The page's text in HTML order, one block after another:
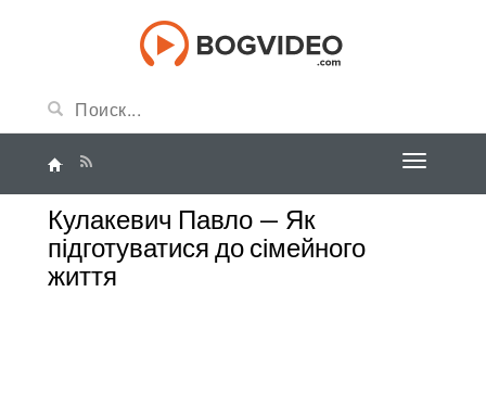
Кулакевич Павло — Як
підготуватися до сімейного
життя